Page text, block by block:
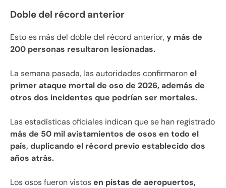
Doble del récord anterior
Esto es más del doble del récord anterior,y más de
200 personas resultaron lesionadas.
La semana pasada, las autoridades confirmaronel
primer ataque mortal de oso de 2026, además de
otros dos incidentes que podrían ser mortales.
Las estadísticas oficiales indican que se han registrado
más de 50 mil avistamientos de osos en todo el
país, duplicando el récord previo establecido dos
años atrás.
Los osos fueron vistosen pistas de aeropuertos,